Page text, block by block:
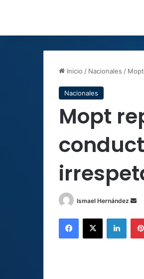
Inicio / Nacionales /
Nacionales
Mopt
Ismael Hernández
Facebook
X